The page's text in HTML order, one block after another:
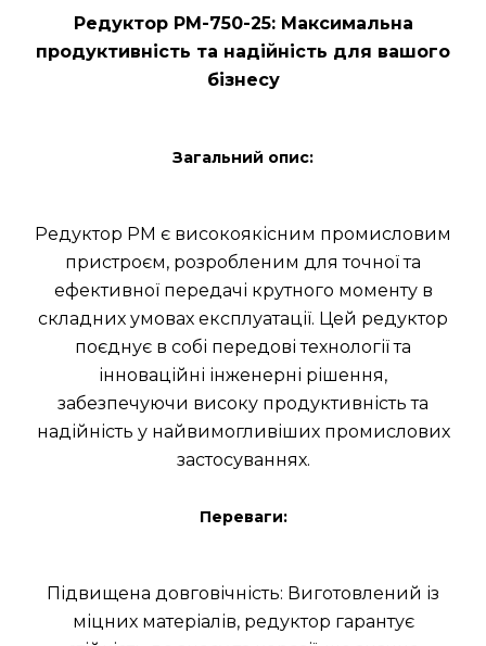
Редуктор РМ-750-25: Максимальна
продуктивність та надійність для вашого
бізнесу
Загальний опис:
Редуктор РМ є високоякісним промисловим
пристроєм, розробленим для точної та
ефективної передачі крутного моменту в
складних умовах експлуатації. Цей редуктор
поєднує в собі передові технології та
інноваційні інженерні рішення,
забезпечуючи високу продуктивність та
надійність у найвимогливіших промислових
застосуваннях.
Переваги:
Підвищена довговічність: Виготовлений із
міцних матеріалів, редуктор гарантує